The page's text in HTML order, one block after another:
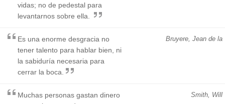
vidas; no de pedestal para
levantarnos sobre ella.
Bruyere, Jean de la
Es una enorme desgracia no
tener talento para hablar bien, ni
la sabiduría necesaria para
cerrar la boca.
Smith, Will
Muchas personas gastan dinero